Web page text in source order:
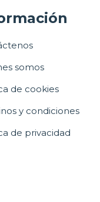
somos
de cookies
y condiciones
de privacidad